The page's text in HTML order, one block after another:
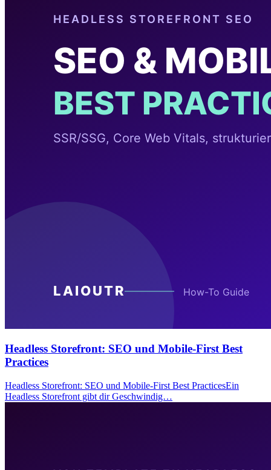
Headless Storefront: SEO und Mobile-First Best
Practices
Headless Storefront: SEO und Mobile-First Best PracticesEin
Headless Storefront gibt dir Geschwindig…